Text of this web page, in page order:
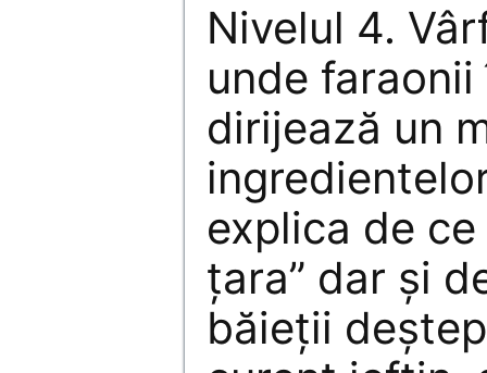
Nivelul 4.
unde
dirijează un
explica de
ţara” dar şi
băieţii